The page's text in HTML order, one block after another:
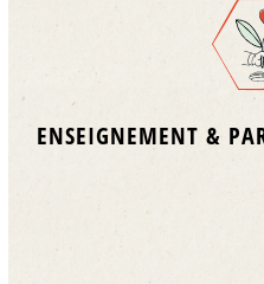
ENSEIGNEMENT &